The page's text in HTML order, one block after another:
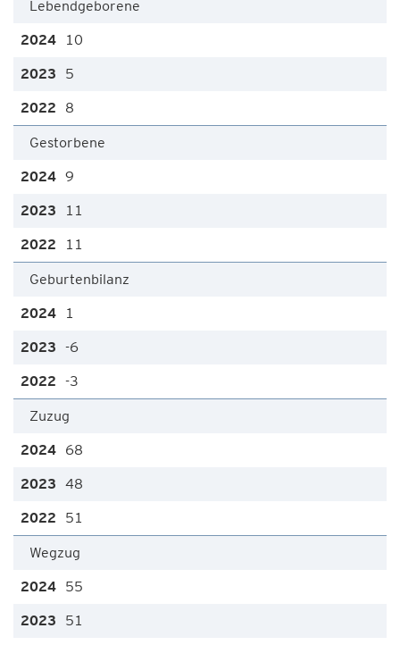
Lebendgeborene
10
5
8
Gestorbene
9
11
11
Geburtenbilanz
1
-6
-3
Zuzug
68
48
51
Wegzug
55
51